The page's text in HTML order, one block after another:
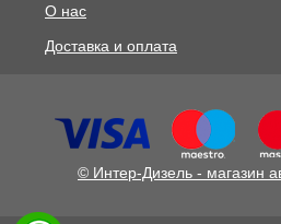
О нас
Доставка и оплата
© Интер-Дизель - магазин